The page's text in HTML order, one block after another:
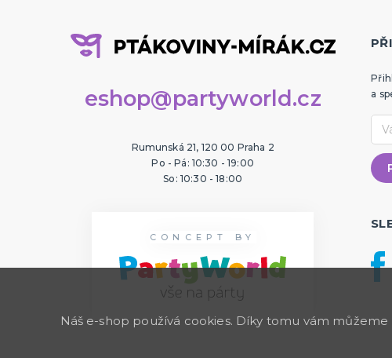
eshop@partyworld.cz
Rumunská 21, 120 00 Praha 2
Po - Pá: 10:30 - 19:00
So: 10:30 - 18:00
CONCEPT BY
a
Náš e-shop používá cookies. Díky tomu vám